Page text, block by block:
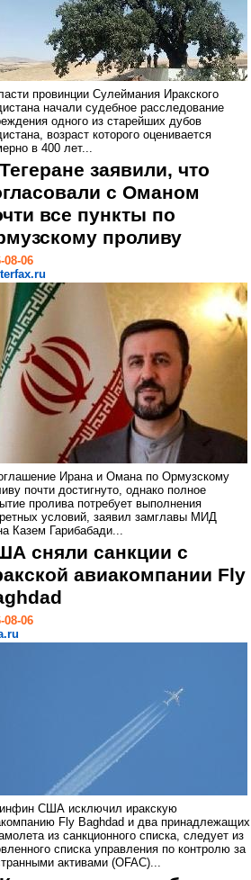
провинции Сулеймания Иракского
начали судебное расследование
одного из старейших дубов
возраст которого оценивается
в 400 лет...
заявили, что
с Оманом
все пункты по
проливу
08-06
Ирана и Омана по Ормузскому
почти достигнуто, однако полное
пролива потребует выполнения
условий, заявил замглавы МИД
Казем Гарибабади...
сняли санкции с
авиакомпании Fly
08-06
США исключил иракскую
Fly Baghdad и два принадлежащих
из санкционного списка, следует из
списка управления по контролю за
активами (OFAC)...